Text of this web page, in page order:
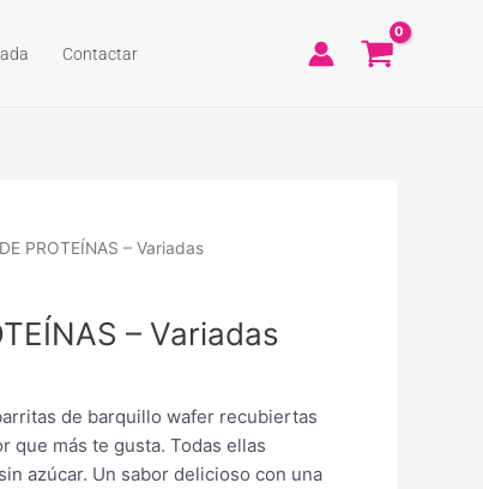
Contactar
PROTEÍNAS – Variadas
– Variadas
de barquillo wafer recubiertas
que más te gusta. Todas ellas
azúcar. Un sabor delicioso con una